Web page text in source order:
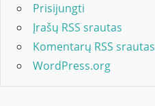
Prisijungti
Įrašų RSS srautas
Komentarų RSS srautas
WordPress.org